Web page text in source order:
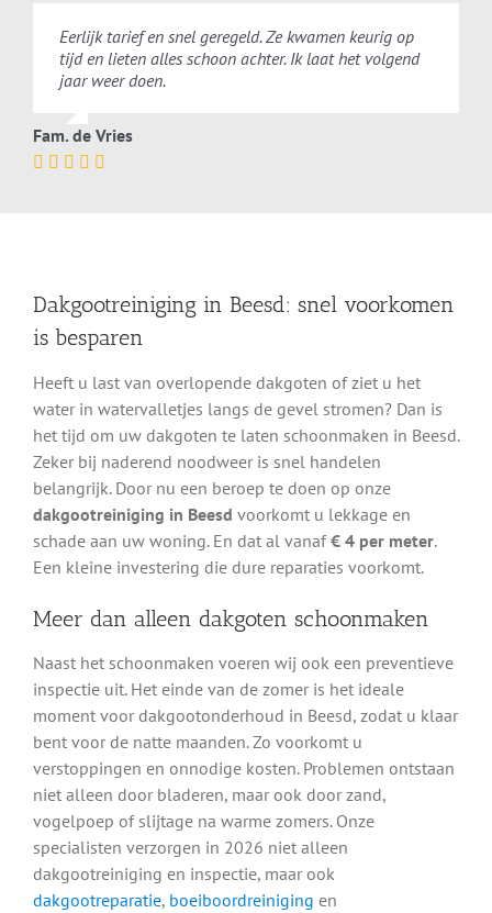
Eerlijk tarief en snel geregeld. Ze kwamen keurig op
tijd en lieten alles schoon achter. Ik laat het volgend
jaar weer doen.
Fam. de Vries
Dakgootreiniging in Beesd: snel voorkomen
is besparen
Heeft u last van overlopende dakgoten of ziet u het
water in watervalletjes langs de gevel stromen? Dan is
het tijd om uw dakgoten te laten schoonmaken in Beesd.
Zeker bij naderend noodweer is snel handelen
belangrijk. Door nu een beroep te doen op onze
dakgootreiniging in Beesd voorkomt u lekkage en
schade aan uw woning. En dat al vanaf€ 4 per meter.
Een kleine investering die dure reparaties voorkomt.
Meer dan alleen dakgoten schoonmaken
Naast het schoonmaken voeren wij ook een preventieve
inspectie uit. Het einde van de zomer is het ideale
moment voor dakgootonderhoud in Beesd, zodat u klaar
bent voor de natte maanden. Zo voorkomt u
verstoppingen en onnodige kosten. Problemen ontstaan
niet alleen door bladeren, maar ook door zand,
vogelpoep of slijtage na warme zomers. Onze
specialisten verzorgen in 2026 niet alleen
dakgootreiniging en inspectie, maar ook
dakgootreparatie, boeiboordreiniging en